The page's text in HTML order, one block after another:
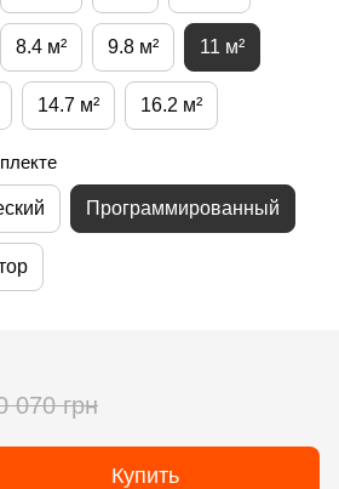
8.4 м² 9.8 м² 11 м²
14.7 м² 16.2 м²
Программированный
070 грн
Купить